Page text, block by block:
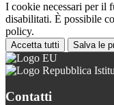
I cookie necessari per il
disabilitati. È possibile
policy.
Accetta tutti Salva le
Contatti